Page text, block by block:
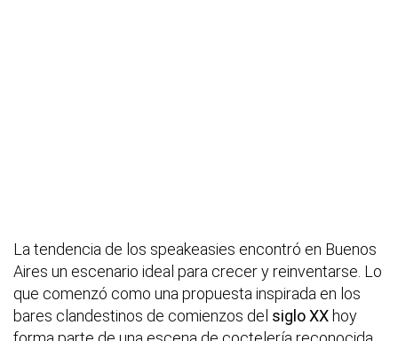
La tendencia de los speakeasies encontró en Buenos
Aires un escenario ideal para crecer y reinventarse. Lo
que comenzó como una propuesta inspirada en los
bares clandestinos de comienzos del siglo XX hoy